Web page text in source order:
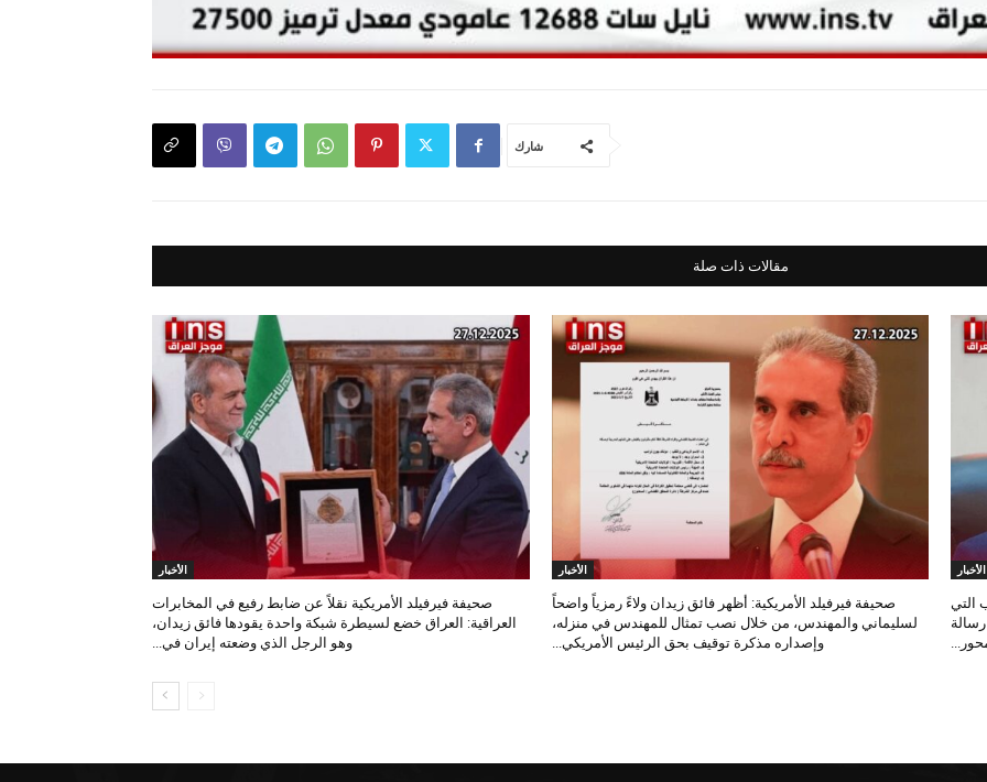
شارك
مقالات ذات صلة
الأخبار
التي
الأخبار
صحيفة فيرفيلد الأمريكية: أظهر فائق زيدان ولاءً رمزياً واضحاً
لسليماني والمهندس، من خلال نصب تمثال للمهندس في منزله،
وإصداره مذكرة توقيف بحق الرئيس الأمريكي...
الأخبار
صحيفة فيرفيلد الأمريكية نقلاً عن ضابط رفيع في المخابرات
العراقية: العراق خضع لسيطرة شبكة واحدة يقودها فائق زيدان،
وهو الرجل الذي وضعته إيران في...